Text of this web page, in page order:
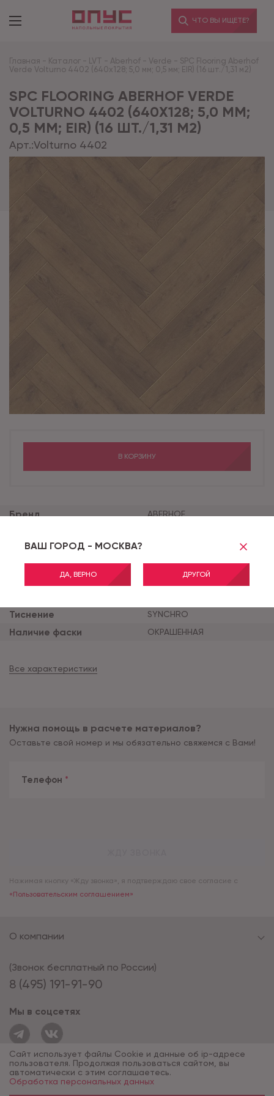
ВАШ ГОРОД - МОСКВА?
ДА, ВЕРНО ДРУГОЙ
ЧТО ВЫ ИЩЕТЕ?
Главная - Каталог - LVT - Aberhof - Verde - SPC Flooring Aberhof
Verde Volturno 4402 (640х128; 5,0 мм; 0,5 мм; EIR) (16 шт./1,31 м2)
SPC FLOORING ABERHOF VERDE
VOLTURNO 4402 (640Х128; 5,0 ММ;
0,5 ММ; EIR) (16 ШТ./1,31 М2)
Арт.:Volturno 4402
Бренд ABERHOF
Тип соединения
Толщина продукта (мм)
Толщина защитного сло
0.5
Тиснение SYNCHRO
Наличие фаски ОКРАШЕННАЯ
Все характеристики
В КОРЗИНУ
Нужна помощь в расчете материалов?
Оставьте свой номер и мы обязательно свяжемся с Вами!
Телефон *
Нажимая кнопку «Жду звонка», я подтверждаю свое согласие с
«Пользовательским соглашением»
8 (495) 191-91-90
(Звонок бесплатный по России)
Мы в соцсетях
О компании
© 1994 - 2026*, «ОПУС ТД»
Сайт использует файлы Cookie и данные об ip-адресе
пользователя. Продолжая пользоваться сайтом, вы
автоматически с этим соглашаетесь.
Обработка персональных данных